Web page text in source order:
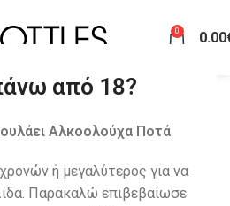
από 18?
Αλκοολούχα Ποτά
ή μεγαλύτερος για να
Παρακαλώ επιβεβαίωσε
0 0.00